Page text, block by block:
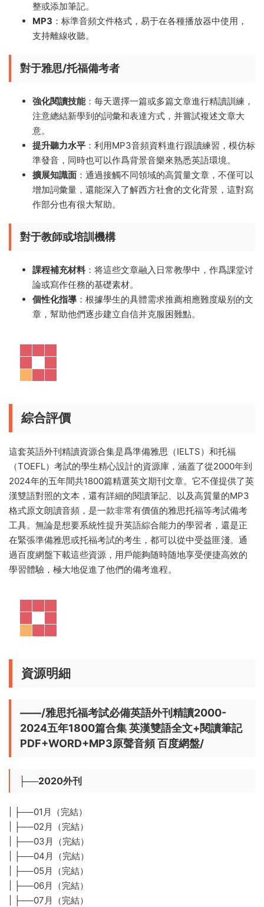
整或添加筆記。
MP3 ：标準音頻文件格式，易于在各種播放器中使用，
支持離線收聽。
對于雅思/托福備考者
強化閱讀技能：每天選擇一篇或多篇文章進行精讀訓練，
注意總結新學到的詞彙和表達方式，并嘗試複述文章大
意。
提升聽力水平 ：利用MP3音頻資料進行跟讀練習，模仿标
準發音，同時也可以作爲背景音樂來熟悉英語環境。
擴展知識面 ：通過接觸不同領域的高質量文章，不僅可以
增加詞彙量，還能深入了解西方社會的文化背景，這對寫
作部分也有很大幫助。
對于教師或培訓機構
課程補充材料 ：将這些文章融入日常教學中，作爲課堂讨
論或寫作任務的基礎素材。
個性化指導 ：根據學生的具體需求推薦相應難度級别的文
章，幫助他們逐步建立自信并克服困難點。
綜合評價
這套英語外刊精讀資源合集是爲準備雅思（IELTS）和托福
（TOEFL）考試的學生精心設計的資源庫，涵蓋了從2000年到
2024年的五年間共1800篇精選英文期刊文章。它不僅提供了英
漢雙語對照的文本，還有詳細的閱讀筆記、以及高質量的MP3
格式原文朗讀音頻，是一款非常有價值的雅思托福等考試備考
工具。無論是想要系統性提升英語綜合能力的學習者，還是正
在緊張準備雅思或托福考試的考生，都可以從中受益匪淺。通
過百度網盤下載這些資源，用戶能夠随時随地享受便捷高效的
學習體驗，極大地促進了他們的備考進程。
資源明細
——/雅思托福考試必備英語外刊精讀2000-
2024五年1800篇合集 英漢雙語全文+閱讀筆記
PDF+WORD+MP3原聲音頻 百度網盤/
├──2020外刊
| ├──01月（完結）
| ├──02月（完結）
| ├──03月（完結）
| ├──04月（完結）
| ├──05月（完結）
| ├──06月（完結）
| ├──07月（完結）